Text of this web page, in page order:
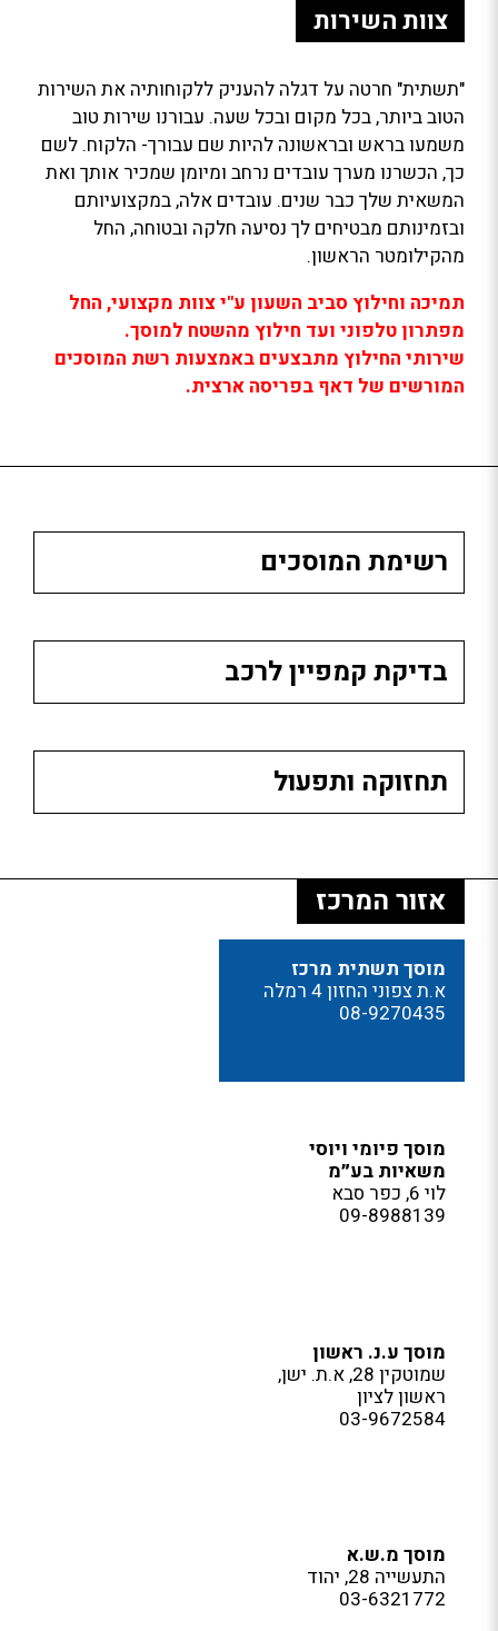
צוות השירות
"תשתית" חרטה על דגלה להעניק ללקוחותיה את השירות
הטוב ביותר, בכל מקום ובכל שעה. עבורנו שירות טוב
משמעו בראש ובראשונה להיות שם עבורך- הלקוח. לשם
כך, הכשרנו מערך עובדים נרחב ומיומן שמכיר אותך ואת
המשאית שלך כבר שנים. עובדים אלה, במקצועיותם
ובזמינותם מבטיחים לך נסיעה חלקה ובטוחה, החל
מהקילומטר הראשון.
תמיכה וחילוץ סביב השעון ע"י צוות מקצועי, החל
מפתרון טלפוני ועד חילוץ מהשטח למוסך.
שירותי החילוץ מתבצעים באמצעות רשת המוסכים
המורשים של דאף בפריסה ארצית.
רשימת המוסכים
בדיקת קמפיין לרכב
תחזוקה ותפעול
אזור המרכז
מוסך תשתית מרכז
א.ת צפוני החזון 4 רמלה
08-9270435
מוסך פיומי ויוסי
משאיות בע״מ
לוי 6, כפר סבא
09-8988139
מוסך ע.נ. ראשון
שמוטקין 28, א.ת. ישן,
ראשון לציון
03-9672584
מוסך מ.ש.א
התעשייה 28, יהוד
03-6321772